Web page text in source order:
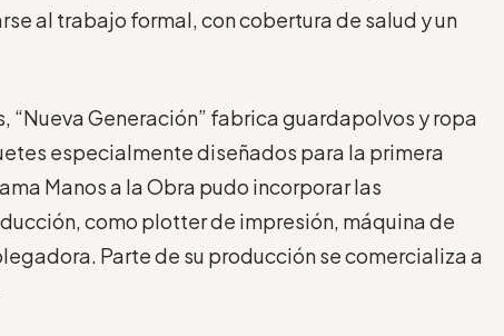
al trabajo formal, con cobertura de salud y un
“Nueva Generación” fabrica guardapolvos y ropa
especialmente diseñados para la primera
Manos a la Obra pudo incorporar las
como plotter de impresión, máquina de
Parte de su producción se comercializa a